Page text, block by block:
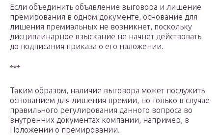
Если объединить объявление выговора и лишение
премирования в одном документе, основание для
лишения премиальных не возникнет, поскольку
дисциплинарное взыскание не начнет действовать
до подписания приказа о его наложении.
***
Таким образом, наличие выговора может послужить
основанием для лишения премии, но только в случае
правильного регулирования данного вопроса во
внутренних документах компании, например, в
Положении о премировании.